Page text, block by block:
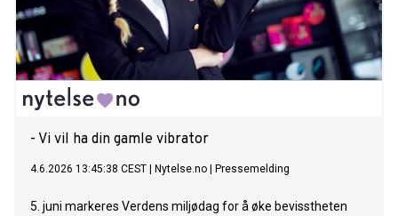
- Vi vil ha din gamle vibrator
4.6.2026 13:45:38 CEST Nytelse.no Pressemelding
5. juni markeres Verdens miljødag for å øke bevisstheten